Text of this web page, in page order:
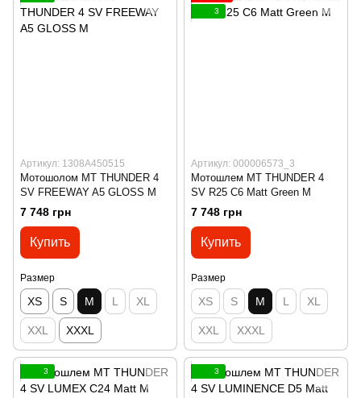
Артикул: 1308A450515
Мотошолом MT THUNDER 4
SV FREEWAY A5 GLOSS M
7 748 грн
Купить
Размер
XS S M L XL
XXL XXXL
3
Артикул: 000006573_3
Мотошлем MT THUNDER 4
SV R25 C6 Matt Green M
7 748 грн
Купить
Размер
XS S M L XL
XXL XXXL
3 3